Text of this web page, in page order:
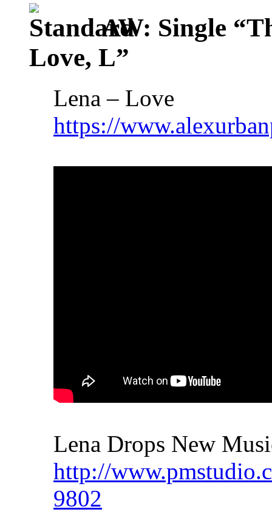
AW: Single
Love, L”
Lena – Love
https://
Lena Drops New
http://
9802